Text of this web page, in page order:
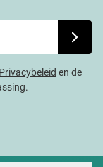
Privacybeleid en de